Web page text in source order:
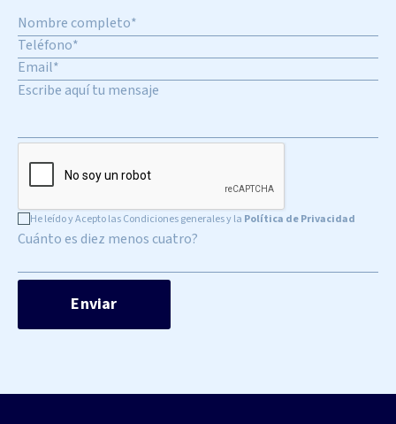
He leído y Acepto las Condiciones generales y la Política de Privacidad
Cuánto es diez menos cuatro?